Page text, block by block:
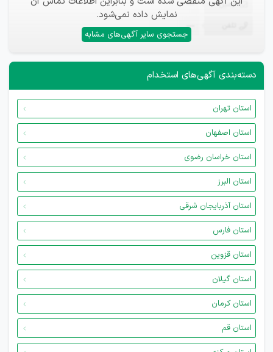
نمایش داده نمی‌شود.
جستجوی سایر آگهی‌های مشابه
ایمیل —
—
دسته‌بندی آگهی‌های استخدام
استان تهران
استان اصفهان
استان خراسان رضوی
استان البرز
استان آذربایجان شرقی
استان فارس
استان قزوین
استان گیلان
استان کرمان
استان قم